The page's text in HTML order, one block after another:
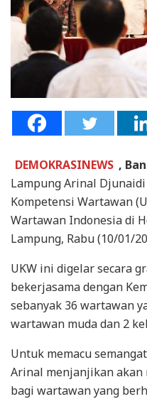
DEMOKRASINEWS ,
Lampung Arinal
Kompetensi Wartawan
Wartawan Indonesia di
Lampung, Rabu (10/01/
UKW ini digelar secara
bekerjasama dengan
sebanyak 36 wartawan
wartawan muda dan 2
Untuk memacu
Arinal menjanjikan
bagi wartawan yang